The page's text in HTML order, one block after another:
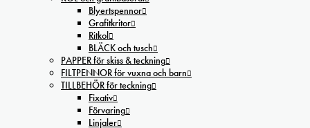
Blyertspennor
Grafitkritor
Ritkol
BLÄCK och tusch
PAPPER för skiss & teckning
FILTPENNOR för vuxna och barn
TILLBEHÖR för teckning
Fixativ
Förvaring
Linjaler